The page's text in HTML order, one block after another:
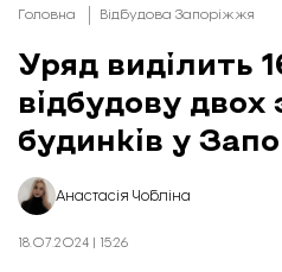
Новини
Відбудова Запоріжжя
Ексклюзив
Бізнес
Шлях додому
Відбудова. Життя
Про нас
Головна Відбудова Запоріжжя
Уряд виділить
відбудову
будинків у
Анастасія Чобліна
18.07.2024 | 15:26